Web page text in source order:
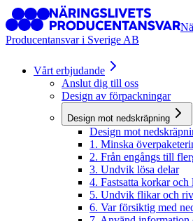
Producentansvar i Sverige AB
Vårt erbjudande
Anslut dig till oss
Design av förpackningar
Design mot nedskräpning
Design mot
1. Minska
2. Från engångs till
3. Undvik lösa delar
4. Fastsatta korkar och
5. Undvik flikar och
6. Var försiktig med